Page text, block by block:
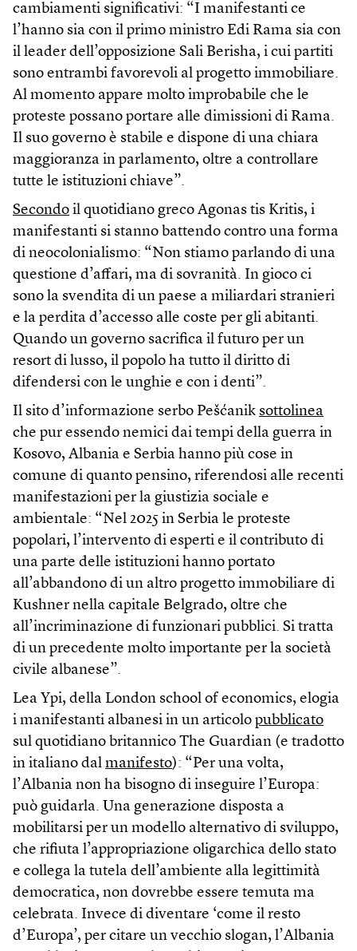
cambiamenti significativi: “I manifestanti ce
l’hanno sia con il primo ministro Edi Rama sia con
il leader dell’opposizione Sali Berisha, i cui partiti
sono entrambi favorevoli al progetto immobiliare.
Al momento appare molto improbabile che le
proteste possano portare alle dimissioni di Rama.
Il suo governo è stabile e dispone di una chiara
maggioranza in parlamento, oltre a controllare
tutte le istituzioni chiave”.
Secondo il quotidiano greco Agonas tis Kritis, i
manifestanti si stanno battendo contro una forma
di neocolonialismo: “Non stiamo parlando di una
questione d’affari, ma di sovranità. In gioco ci
sono la svendita di un paese a miliardari stranieri
e la perdita d’accesso alle coste per gli abitanti.
Quando un governo sacrifica il futuro per un
resort di lusso, il popolo ha tutto il diritto di
difendersi con le unghie e con i denti”.
Il sito d’informazione serbo Pešćanik sottolinea
che pur essendo nemici dai tempi della guerra in
Kosovo, Albania e Serbia hanno più cose in
comune di quanto pensino, riferendosi alle recenti
manifestazioni per la giustizia sociale e
ambientale: “Nel 2025 in Serbia le proteste
popolari, l’intervento di esperti e il contributo di
una parte delle istituzioni hanno portato
all’abbandono di un altro progetto immobiliare di
Kushner nella capitale Belgrado, oltre che
all’incriminazione di funzionari pubblici. Si tratta
di un precedente molto importante per la società
civile albanese”.
Lea Ypi, della London school of economics, elogia
i manifestanti albanesi in un articolo pubblicato
sul quotidiano britannico The Guardian (e tradotto
in italiano dal manifesto): “Per una volta,
l’Albania non ha bisogno di inseguire l’Europa:
può guidarla. Una generazione disposta a
mobilitarsi per un modello alternativo di sviluppo,
che rifiuta l’appropriazione oligarchica dello stato
e collega la tutela dell’ambiente alla legittimità
democratica, non dovrebbe essere temuta ma
celebrata. Invece di diventare ‘come il resto
d’Europa’, per citare un vecchio slogan, l’Albania